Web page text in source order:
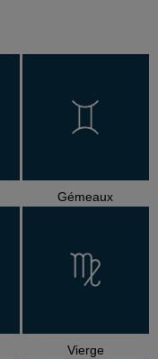
Gémeaux
Vierge